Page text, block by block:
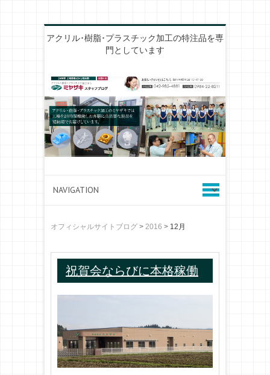
アクリル･樹脂･プラスチック加工の特注品を専
門としています
オフィシャルサイトブログ > 2016 > 12月
祝賀会ならびに本格稼働